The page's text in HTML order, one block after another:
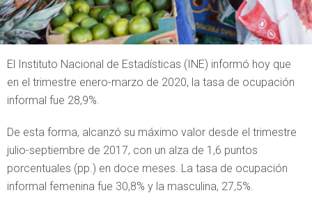
El Instituto Nacional de Estadísticas (INE) informó hoy que
en el trimestre enero-marzo de 2020, la tasa de ocupación
informal fue 28,9%.
De esta forma, alcanzó su máximo valor desde el trimestre
julio-septiembre de 2017, con un alza de 1,6 puntos
porcentuales (pp.) en doce meses. La tasa de ocupación
informal femenina fue 30,8% y la masculina, 27,5%.